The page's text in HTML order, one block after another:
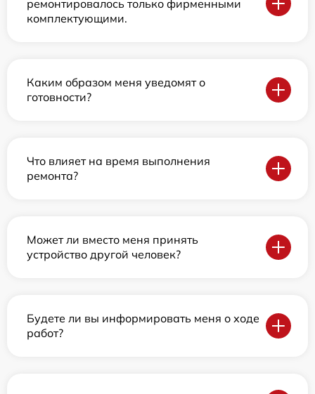
ремонтировалось только фирменными
комплектующими.
Каким образом меня уведомят о
готовности?
Что влияет на время выполнения
ремонта?
Может ли вместо меня принять
устройство другой человек?
Будете ли вы информировать меня о ходе
работ?